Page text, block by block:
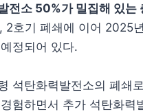
전소 50%가 밀집해 있는
2호기 폐쇄에 이어 2025
정되어 있다.
석탄화력발전소의 폐쇄
험하면서 추가 석탄화력